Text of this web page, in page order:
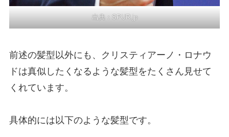
出典： SPUR.jp
前述の髪型以外にも、クリスティアーノ・ロナウ
ドは真似したくなるような髪型をたくさん見せて
くれています。
具体的には以下のような髪型です。